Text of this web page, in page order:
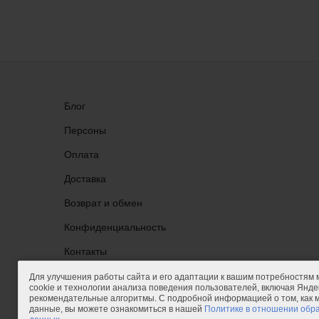
Блог
Персоны
Оплата
Доставка
Возврат и обмен
Конфиденциальность
Контакты
Группа ВКонтакте
Для улучшения работы сайта и его адаптации к вашим
cookie и технологии анализа поведения пользователей, включая
рекомендательные алгоритмы. С подробной информацией о том, как
данные, вы можете ознакомиться в нашей Политике в отношении